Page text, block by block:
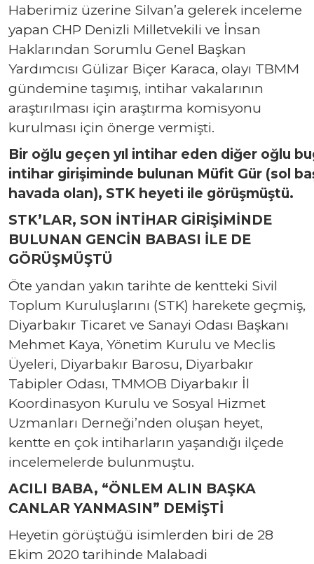
Haberimiz üzerine Silvan’a gelerek inceleme
yapan CHP Denizli Milletvekili ve İnsan
Haklarından Sorumlu Genel Başkan
Yardımcısı Gülizar Biçer Karaca, olayı TBMM
gündemine taşımış, intihar vakalarının
araştırılması için araştırma komisyonu
kurulması için önerge vermişti.
Bir oğlu geçen yıl intihar eden diğer oğlu
intihar girişiminde bulunan Müfit Gür (sol
havada olan), STK heyeti ile görüşmüştü.
STK’LAR, SON İNTİHAR GİRİŞİMİNDE
BULUNAN GENCİN BABASI İLE DE
GÖRÜŞMÜŞTÜ
Öte yandan yakın tarihte de kentteki Sivil
Toplum Kuruluşlarını (STK) harekete geçmiş,
Diyarbakır Ticaret ve Sanayi Odası Başkanı
Mehmet Kaya, Yönetim Kurulu ve Meclis
Üyeleri, Diyarbakır Barosu, Diyarbakır
Tabipler Odası, TMMOB Diyarbakır İl
Koordinasyon Kurulu ve Sosyal Hizmet
Uzmanları Derneği’nden oluşan heyet,
kentte en çok intiharların yaşandığı ilçede
incelemelerde bulunmuştu.
ACILI BABA, “ÖNLEM ALIN BAŞKA
CANLAR YANMASIN” DEMİŞTİ
Heyetin görüştüğü isimlerden biri de 28
Ekim 2020 tarihinde Malabadi